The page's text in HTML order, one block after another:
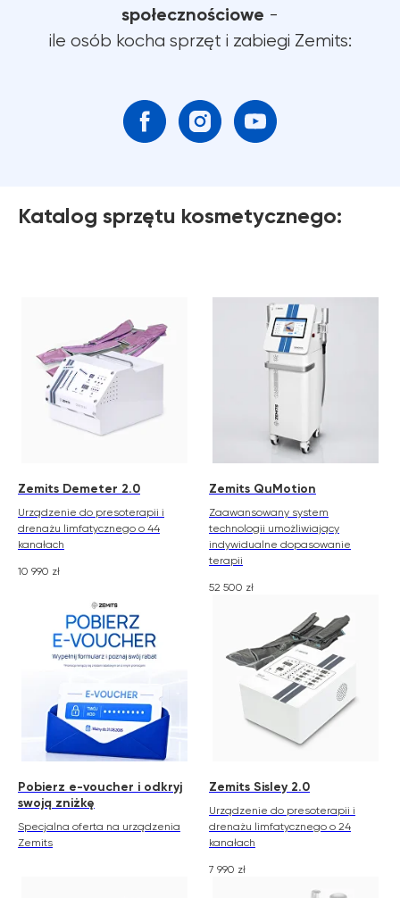
społecznościowe -
ile osób kocha sprzęt i zabiegi Zemits:
Katalog sprzętu kosmetycznego:
Zemits Demeter 2.0
Urządzenie do presoterapii i
drenażu limfatycznego o 44
kanałach
10 990 zł
Zemits QuMotion
Zaawansowany system
technologii umożliwiający
indywidualne dopasowanie
terapii
52 500 zł
Pobierz e-voucher i odkryj
swoją zniżkę
Specjalna oferta na urządzenia
Zemits
Zemits Sisley 2.0
Urządzenie do presoterapii i
drenażu limfatycznego o 24
kanałach
7 990 zł